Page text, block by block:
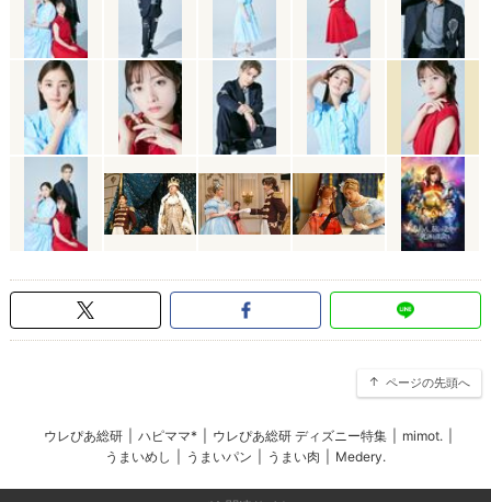
ページの先頭へ
ウレぴあ総研 ハピママ* ウレぴあ総研 ディズニー特集 mimot.
うまいめし
うまいパン うまい肉 Medery.